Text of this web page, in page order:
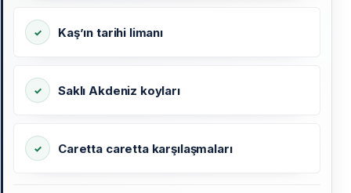
Kaş’ın tarihi limanı
Saklı Akdeniz koyları
Caretta caretta karşılaşmaları